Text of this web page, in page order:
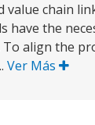
value chain
have the
align the
Ver Más